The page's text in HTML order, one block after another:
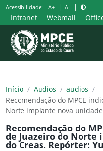
Pular
para
o
conteúdo
Acessibilidade: A+ | A- |
Intranet Webmail
Início / Audios / audios /
Recomendação do MPCE
Norte implante nova
Recomendação do
de Juazeiro do Norte
do Creas. Repórter: